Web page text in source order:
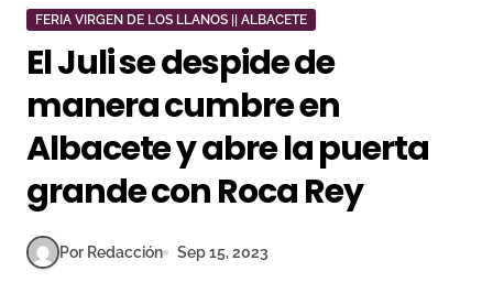
FERIA VIRGEN DE LOS LLANOS || ALBACETE
El Juli se despide de
manera cumbre en
Albacete y abre la puerta
grande con Roca Rey
Por Redacción Sep 15, 2023